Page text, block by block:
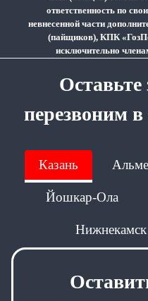
ответственность по
невнесенной части
(пайщиков), КПК
исключительно
перезвоним
Казань
Йошкар-Ола
Нижнекамск